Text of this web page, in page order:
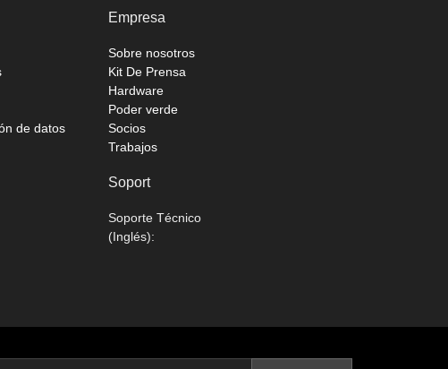
de datos
Empresa
Sobre nosotros
Kit De Prensa
Hardware
Poder verde
Socios
Trabajos
Soport
Soporte Técnico
(Inglés):